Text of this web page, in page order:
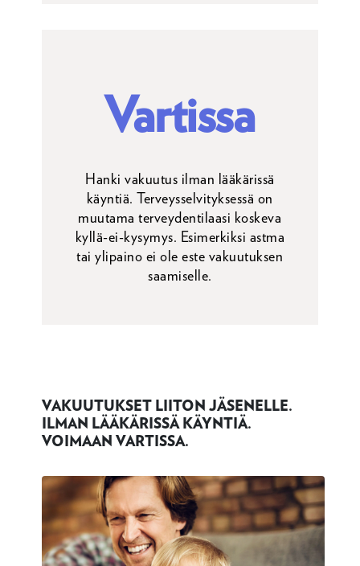
Vartissa
Hanki vakuutus ilman lääkärissä
käyntiä. Terveysselvityksessä on
muutama terveydentilaasi koskeva
kyllä-ei-kysymys. Esimerkiksi astma
tai ylipaino ei ole este vakuutuksen
saamiselle.
VAKUUTUKSET LIITON JÄSENELLE.
ILMAN LÄÄKÄRISSÄ KÄYNTIÄ.
VOIMAAN VARTISSA.